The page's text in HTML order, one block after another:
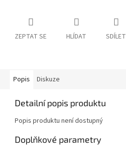
ZEPTAT SE HLÍDAT SDÍLET
Popis Diskuze
Detailní popis produktu
Popis produktu není dostupný
Doplňkové parametry